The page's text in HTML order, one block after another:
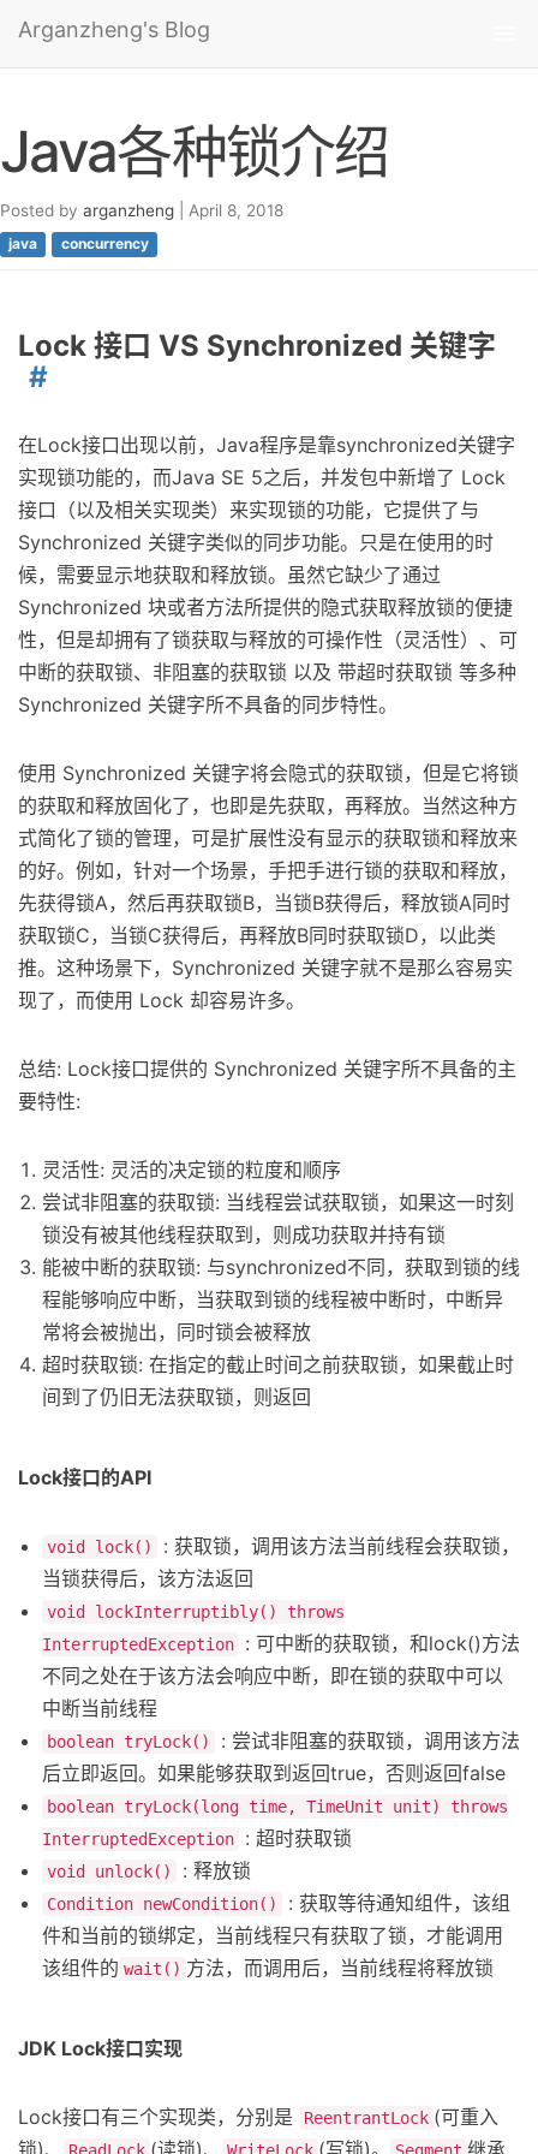
Arganzheng's Blog
Java各种锁介绍
Posted by arganzheng | April 8, 2018
java concurrency
Lock 接口 VS Synchronized 关键字
在Lock接口出现以前，Java程序是靠synchronized关键字
实现锁功能的，而Java SE 5之后，并发包中新增了 Lock
接口（以及相关实现类）来实现锁的功能，它提供了与
Synchronized 关键字类似的同步功能。只是在使用的时
候，需要显示地获取和释放锁。虽然它缺少了通过
Synchronized 块或者方法所提供的隐式获取释放锁的便捷
性，但是却拥有了锁获取与释放的可操作性（灵活性）、可
中断的获取锁、非阻塞的获取锁 以及 带超时获取锁 等多种
Synchronized 关键字所不具备的同步特性。
使用 Synchronized 关键字将会隐式的获取锁，但是它将锁
的获取和释放固化了，也即是先获取，再释放。当然这种方
式简化了锁的管理，可是扩展性没有显示的获取锁和释放来
的好。例如，针对一个场景，手把手进行锁的获取和释放，
先获得锁A，然后再获取锁B，当锁B获得后，释放锁A同时
获取锁C，当锁C获得后，再释放B同时获取锁D，以此类
推。这种场景下，Synchronized 关键字就不是那么容易实
现了，而使用 Lock 却容易许多。
总结: Lock接口提供的 Synchronized 关键字所不具备的主
要特性:
灵活性: 灵活的决定锁的粒度和顺序
尝试非阻塞的获取锁: 当线程尝试获取锁，如果这一时刻
锁没有被其他线程获取到，则成功获取并持有锁
能被中断的获取锁: 与synchronized不同，获取到锁的线
程能够响应中断，当获取到锁的线程被中断时，中断异
常将会被抛出，同时锁会被释放
超时获取锁: 在指定的截止时间之前获取锁，如果截止时
间到了仍旧无法获取锁，则返回
Lock接口的API
void lock()
: 获取锁，调用该方法当前线程会获取锁，
当锁获得后，该方法返回
void lockInterruptibly() throws
InterruptedException
: 可中断的获取锁，和lock()方法
不同之处在于该方法会响应中断，即在锁的获取中可以
中断当前线程
boolean tryLock()
: 尝试非阻塞的获取锁，调用该方法
后立即返回。如果能够获取到返回true，否则返回false
boolean tryLock(long time, TimeUnit unit) throws
InterruptedException
: 超时获取锁
void unlock() : 释放锁
Condition newCondition()
: 获取等待通知组件，该组
件和当前的锁绑定，当前线程只有获取了锁，才能调用
该组件的 wait() 方法，而调用后，当前线程将释放锁
JDK Lock接口实现
Lock接口有三个实现类，分别是 ReentrantLock (可重入
锁)、
(读锁)、 (写锁)。
继承